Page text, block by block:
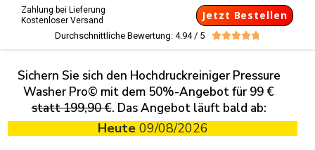
Zahlung bei Lieferung
Kostenloser Versand
Jetzt Bestellen
Durchschnittliche Bewertung: 4.94 / 5 
Sichern Sie sich den Hochdruckreiniger Pressure
Washer Pro© mit dem 50%-Angebot für 99 €
statt 199,90 €. Das Angebot läuft bald ab:
Heute09/08/2026